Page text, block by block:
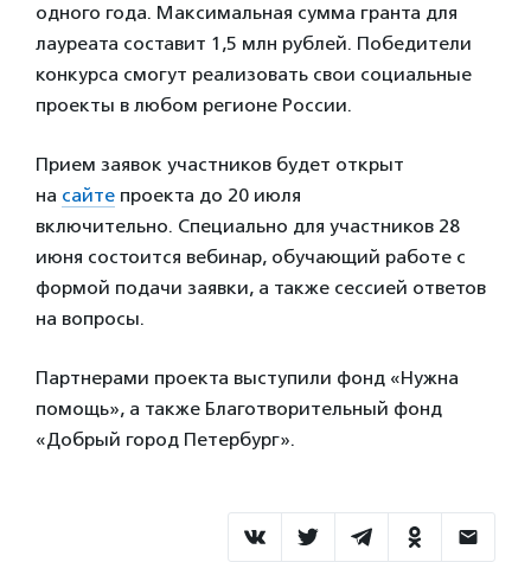
одного года. Максимальная сумма гранта для
лауреата составит 1,5 млн рублей. Победители
конкурса смогут реализовать свои социальные
проекты в любом регионе России.
Прием заявок участников будет открыт
на сайте проекта до 20 июля
включительно. Специально для участников 28
июня состоится вебинар, обучающий работе с
формой подачи заявки, а также сессией ответов
на вопросы.
Партнерами проекта выступили фонд «Нужна
помощь», а также Благотворительный фонд
«Добрый город Петербург».